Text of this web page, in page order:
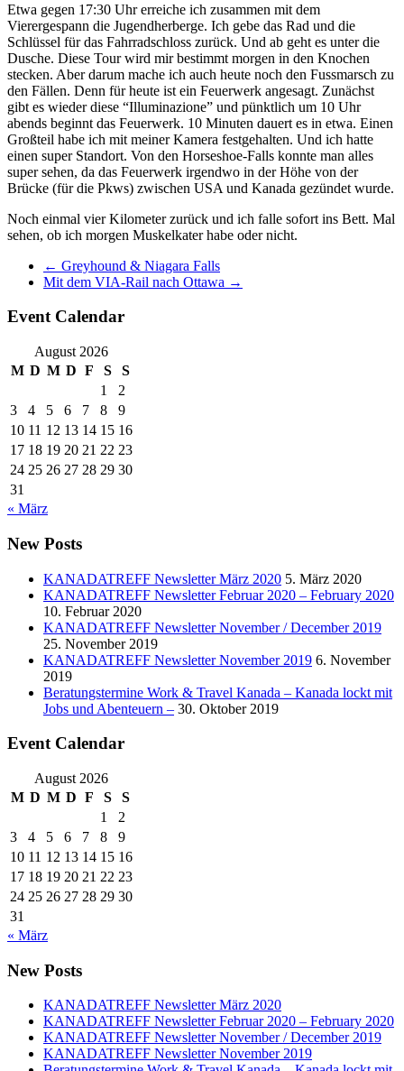
Etwa gegen 17:30 Uhr erreiche ich zusammen mit dem
Vierergespann die Jugendherberge. Ich gebe das Rad und die
Schlüssel für das Fahrradschloss zurück. Und ab geht es unter die
Dusche. Diese Tour wird mir bestimmt morgen in den Knochen
stecken. Aber darum mache ich auch heute noch den Fussmarsch zu
den Fällen. Denn für heute ist ein Feuerwerk angesagt. Zunächst
gibt es wieder diese “Illuminazione” und pünktlich um 10 Uhr
abends beginnt das Feuerwerk. 10 Minuten dauert es in etwa. Einen
Großteil habe ich mit meiner Kamera festgehalten. Und ich hatte
einen super Standort. Von den Horseshoe-Falls konnte man alles
super sehen, da das Feuerwerk irgendwo in der Höhe von der
Brücke (für die Pkws) zwischen USA und Kanada gezündet wurde.
Noch einmal vier Kilometer zurück und ich falle sofort ins Bett. Mal
sehen, ob ich morgen Muskelkater habe oder nicht.
← Greyhound & Niagara Falls
Mit dem VIA-Rail nach Ottawa →
Event Calendar
August 2026
M D M D F S
S
1
2
3
4 5 6 7 8
9
10 11 12 13 14 15 16
17 18 19 20 21 22 23
24 25 26 27 28 29 30
31
« März
New Posts
KANADATREFF Newsletter März 2020 5. März 2020
KANADATREFF Newsletter Februar 2020 – February 2020
10. Februar 2020
KANADATREFF Newsletter November / December 2019
25. November 2019
KANADATREFF Newsletter November 2019 6. November
2019
Beratungstermine Work & Travel Kanada – Kanada lockt mit
Jobs und Abenteuern – 30. Oktober 2019
Event Calendar
August 2026
M D M D F S
S
1
2
3
4 5 6 7 8
9
10 11 12 13 14 15 16
17 18 19 20 21 22 23
24 25 26 27 28 29 30
31
« März
New Posts
KANADATREFF Newsletter März 2020
KANADATREFF Newsletter Februar 2020 – February 2020
KANADATREFF Newsletter November / December 2019
KANADATREFF Newsletter November 2019